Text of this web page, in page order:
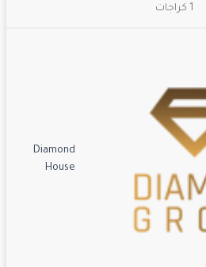
1 كراجات
Diamond
House